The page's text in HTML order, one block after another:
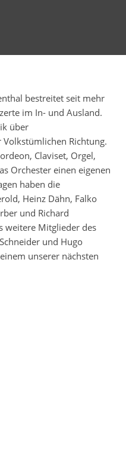
bestreitet seit mehr
im In- und Ausland.
über
Richtung.
Claviset, Orgel,
Orchester einen eigenen
haben die
Heinz Dähn, Falko
und Richard
weitere Mitglieder des
und Hugo
unserer nächsten